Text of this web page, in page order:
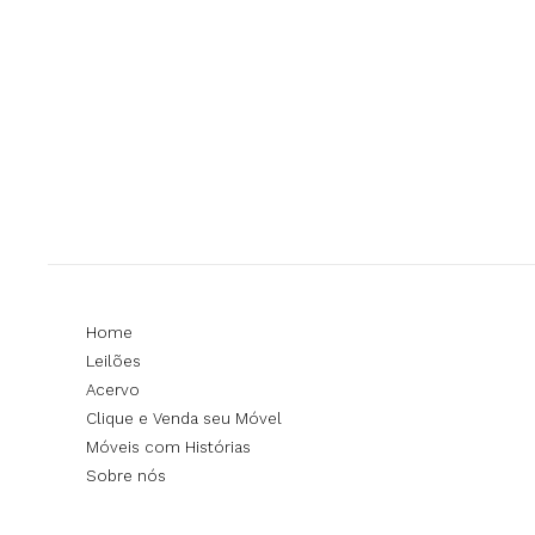
Home
Leilões
Acervo
Clique e Venda seu Móvel
Móveis com Histórias
Sobre nós